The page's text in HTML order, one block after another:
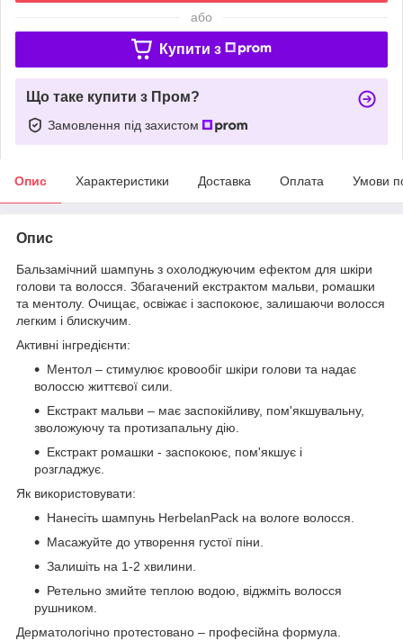
або
Купити з
Що таке купити з Пром?
Замовлення під захистом
Опис Характеристики Доставка Оплата Умови
Опис
Бальзамічний шампунь з охолоджуючим ефектом для шкіри
голови та волосся. Збагачений екстрактом мальви, ромашки
та ментолу. Очищає, освіжає і заспокоює, залишаючи волосся
легким і блискучим.
Активні інгредієнти:
Ментол – стимулює кровообіг шкіри голови та надає
волоссю життєвої сили.
Екстракт мальви – має заспокійливу, пом'якшувальну,
зволожуючу та протизапальну дію.
Екстракт ромашки - заспокоює, пом'якшує і
розгладжує.
Як використовувати:
Нанесіть шампунь HerbelanPack на вологе волосся.
Масажуйте до утворення густої піни.
Залишіть на 1-2 хвилини.
Ретельно змийте теплою водою, віджміть волосся
рушником.
Дерматологічно протестовано – професійна формула.